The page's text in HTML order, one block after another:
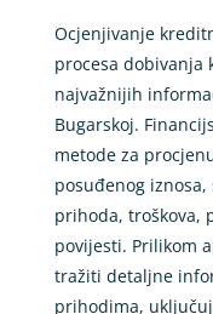
Ocjenjivanje
procesa
najvažnijih
Bugarskoj.
metode za
posuđenog
prihoda, troškova,
povijesti. Prilikom
tražiti detaljne
prihodima,